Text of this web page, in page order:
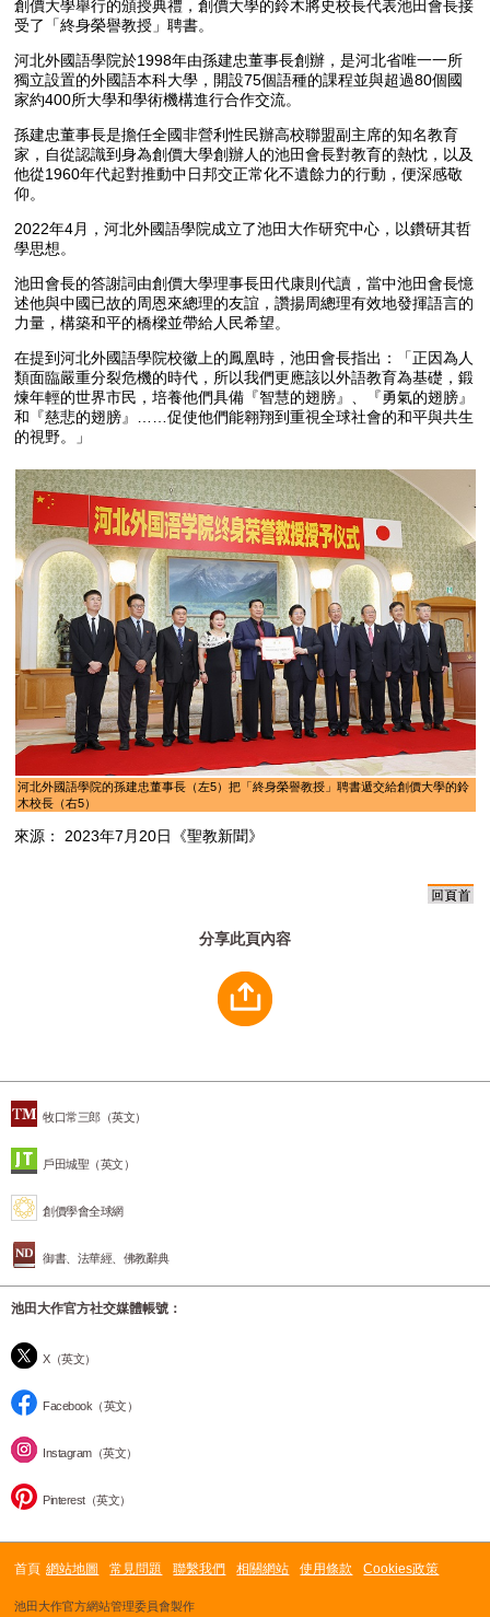
牧口常三郎（英文）
戶田城聖（英文）
創價學會全球網
御書、法華經、佛教辭典
池田大作官方社交媒體帳號：
X（英文）
Facebook（英文）
Instagram（英文）
Pinterest（英文）
創價大學舉行的頒授典禮，創價大學的鈴木將史校長代表池田會長接
受了「終身榮譽教授」聘書。
河北外國語學院於1998年由孫建忠董事長創辦，是河北省唯一一所
獨立設置的外國語本科大學，開設75個語種的課程並與超過80個國
家約400所大學和學術機構進行合作交流。
孫建忠董事長是擔任全國非營利性民辦高校聯盟副主席的知名教育
家，自從認識到身為創價大學創辦人的池田會長對教育的熱忱，以及
他從1960年代起對推動中日邦交正常化不遺餘力的行動，便深感敬
仰。
2022年4月，河北外國語學院成立了池田大作研究中心，以鑽研其哲
學思想。
池田會長的答謝詞由創價大學理事長田代康則代讀，當中池田會長憶
述他與中國已故的周恩來總理的友誼，讚揚周總理有效地發揮語言的
力量，構築和平的橋樑並帶給人民希望。
在提到河北外國語學院校徽上的鳳凰時，池田會長指出：「正因為人
類面臨嚴重分裂危機的時代，所以我們更應該以外語教育為基礎，鍛
煉年輕的世界市民，培養他們具備『智慧的翅膀』、『勇氣的翅膀』
和『慈悲的翅膀』……促使他們能翱翔到重視全球社會的和平與共生
的視野。」
河北外國語學院的孫建忠董事長（左5）把「終身榮譽教授」聘書遞交給創價大學的鈴
木校長（右5）
來源： 2023年7月20日《聖教新聞》
分享此頁內容
首頁 網站地圖 常見問題 聯繫我們 相關網站 使用條款 Cookies政策
池田大作官方網站管理委員會製作